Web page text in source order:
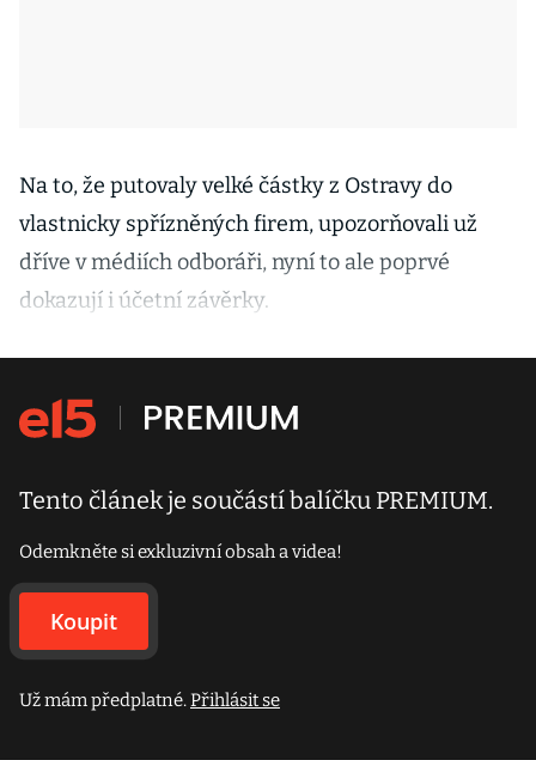
Na to, že putovaly velké částky z Ostravy do
vlastnicky spřízněných firem, upozorňovali už
dříve v médiích odboráři, nyní to ale poprvé
dokazují i účetní závěrky.
Tento článek je součástí balíčku PREMIUM.
Odemkněte si exkluzivní obsah a videa!
Koupit
Už mám předplatné.Přihlásit se